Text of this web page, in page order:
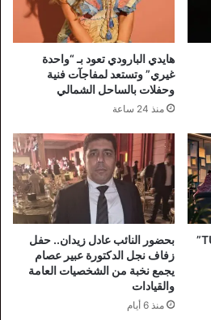
هايدي البارودي تعود بـ “واحدة
غيري” وتستعد لمفاجآت فنية
وحفلات بالساحل الشمالي
منذ 24 ساعة
“ثمار المتحدة – TUC Business”
بحضور النائب عادل زيدان.. حفل
زفاف نجل الدكتورة عبير عصام
يجمع نخبة من الشخصيات العامة
والقيادات
منذ 6 أيام